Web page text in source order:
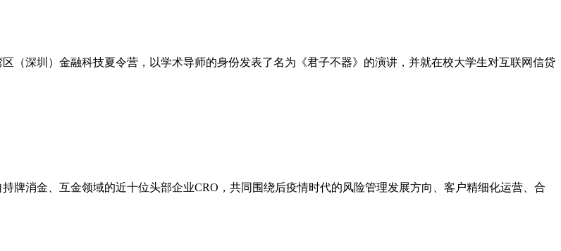
（深圳）金融科技夏令营，以学术导师的身份发表了名为《君子不器》的演讲，并就在校大学生对互联网信贷
牌消金、互金领域的近十位头部企业CRO，共同围绕后疫情时代的风险管理发展方向、客户精细化运营、合